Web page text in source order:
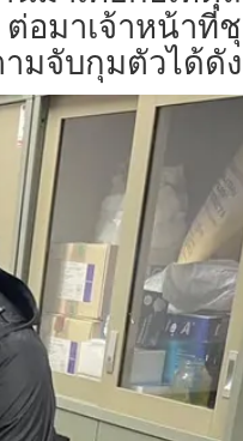
อมาเจ้าหน้าที่
มจับกุมตัวได้ดั